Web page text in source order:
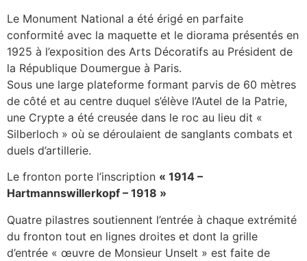
Le Monument National a été érigé en parfaite
conformité avec la maquette et le diorama présentés en
1925 à l’exposition des Arts Décoratifs au Président de
la République Doumergue à Paris.
Sous une large plateforme formant parvis de 60 mètres
de côté et au centre duquel s’élève l’Autel de la Patrie,
une Crypte a été creusée dans le roc au lieu dit «
Silberloch » où se déroulaient de sanglants combats et
duels d’artillerie.
Le fronton porte l’inscription « 1914 –
Hartmannswillerkopf – 1918 »
Quatre pilastres soutiennent l’entrée à chaque extrémité
du fronton tout en lignes droites et dont la grille
d’entrée « œuvre de Monsieur Unselt » est faite de